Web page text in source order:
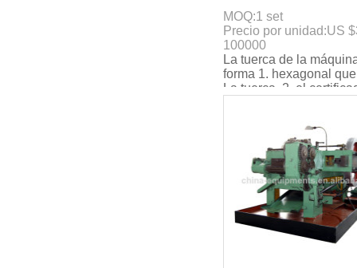
MOQ:1 set
Precio por unidad:US $
100000
La tuerca de la
forma 1. hexagonal
La tuerca. 2. el